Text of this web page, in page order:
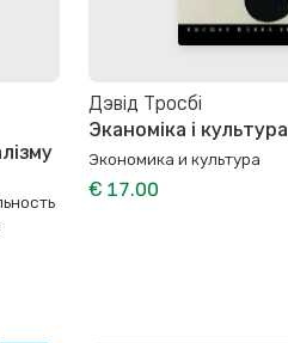
Дэвід Тросбі
Эканоміка і культура
Экономика и культура
€ 17.00